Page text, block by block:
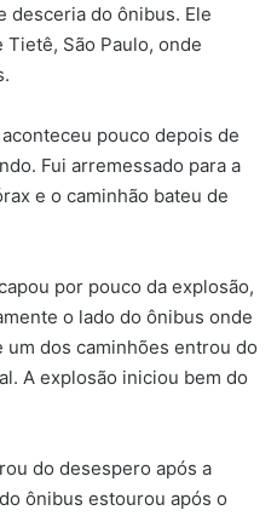
desceria do ônibus. Ele
São Paulo, onde
pouco depois de
Fui arremessado para a
e o caminhão bateu de
por pouco da explosão,
o lado do ônibus onde
um dos caminhões entrou do
A explosão iniciou bem do
do desespero após a
ônibus estourou após o